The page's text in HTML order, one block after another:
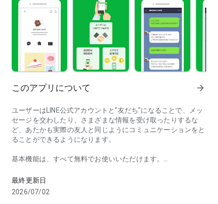
このアプリについて arrow_forward
ユーザーはLINE公式アカウントと"友だち"になることで、メッ
セージを交わしたり、さまざまな情報を受け取ったりするな
ど、あたかも実際の友人と同じようにコミュニケーションをと
ることができるようになります。
基本機能は、すべて無料でお使いいただけます。
◆多彩なコミュニケーション機能
- ユーザーのLINEに向けて、情報が一斉に届きます
最終更新日
2026/07/02